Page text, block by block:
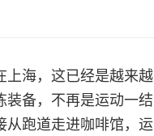
上海，这已经是越来越
备，不再是运动一结
从跑道走进咖啡馆，运